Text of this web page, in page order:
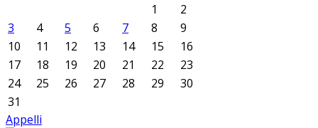
1
2
3
4 5 6 7 8
9
10
11 12 13 14 15
16
17
18 19 20 21 22
23
24
25 26 27 28 29
30
31
Appelli